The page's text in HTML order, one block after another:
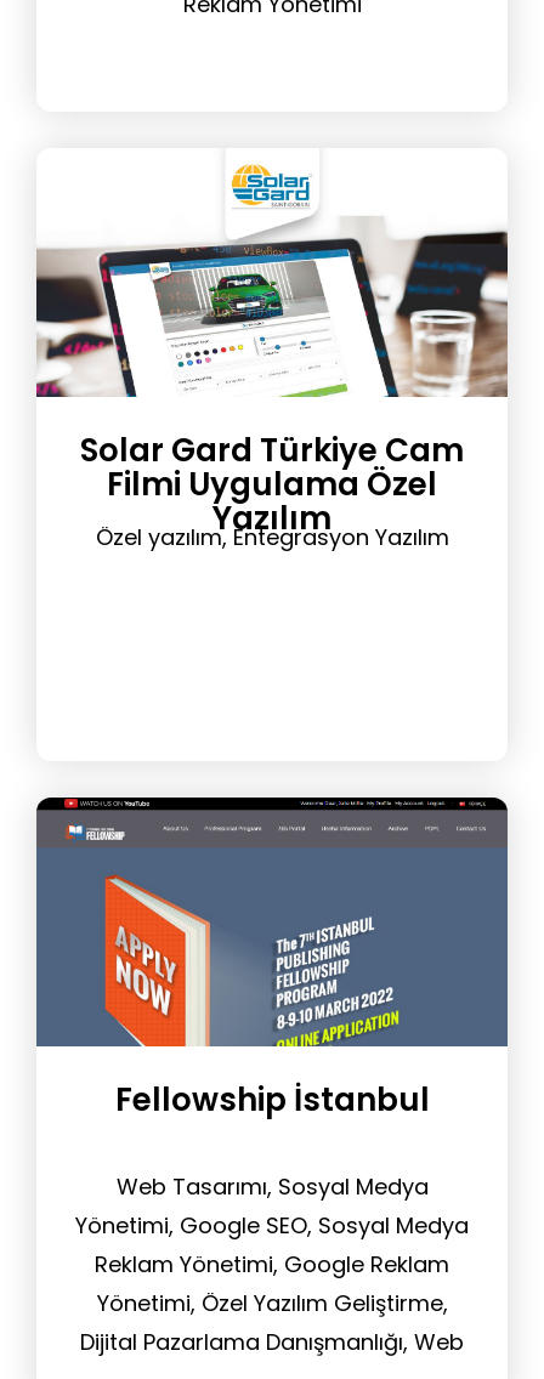
Solar Gard Türkiye Cam
Filmi Uygulama Özel
Yazılım
Özel yazılım, Entegrasyon Yazılım
Fellowship İstanbul
Web Tasarımı, Sosyal Medya
Yönetimi, Google SEO, Sosyal Medya
Reklam Yönetimi, Google Reklam
Yönetimi, Özel Yazılım Geliştirme,
Dijital Pazarlama Danışmanlığı, Web